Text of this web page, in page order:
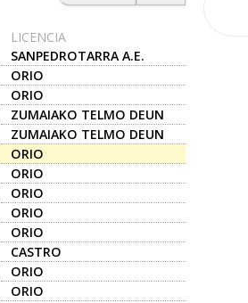
LICENCIA
SANPEDROTARRA A.E.
ORIO
ORIO
ZUMAIAKO TELMO DEUN
A.K.E..
ZUMAIAKO TELMO DEUN
A.K.E..
ORIO
ORIO
ORIO
ORIO
ORIO
CASTRO
ORIO
ORIO